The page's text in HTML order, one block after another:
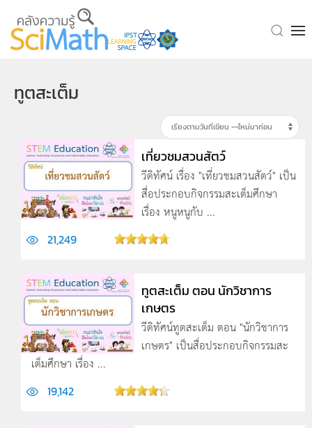
Skip to main content
ทูตสะเต็ม
เที่ยวชมสวนสัตว์
วีดิทัศน์ เรื่อง "เที่ยวชมสวนสัตว์" เป็น
สื่อประกอบกิจกรรมสะเต็มศึกษา
เรื่อง หนูหนูกับ ...
21,249
ทูตสะเต็ม ตอน นักวิชาการ
เกษตร
วีดิทัศน์ทูตสะเต็ม ตอน "นักวิชาการ
เกษตร" เป็นสื่อประกอบกิจกรรมสะ
เต็มศึกษา เรื่อง ...
19,142